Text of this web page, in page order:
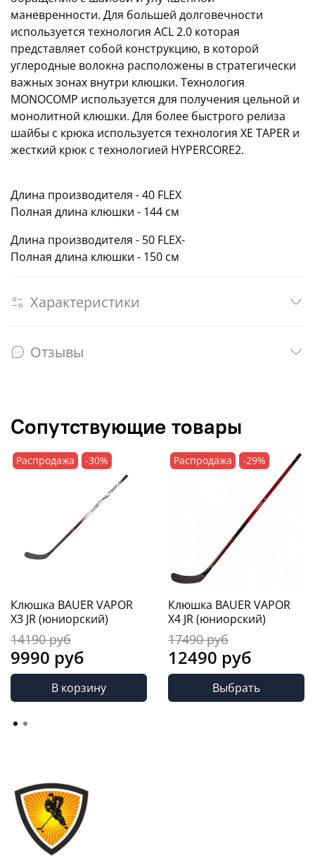
маневренности. Для большей долговечности
используется технология ACL 2.0 которая
представляет собой конструкцию, в которой
углеродные волокна расположены в стратегически
важных зонах внутри клюшки. Технология
MONOCOMP используется для получения цельной и
монолитной клюшки. Для более быстрого релиза
шайбы с крюка используется технология XE TAPER и
жесткий крюк с технологией HYPERCORE2.
Длина производителя - 40 FLEX
Полная длина клюшки - 144 см
Длина производителя - 50 FLEX-
Полная длина клюшки - 150 см
Характеристики
Отзывы
Сопутствующие товары
Распродажа -30%
Клюшка BAUER VAPOR
X3 JR (юниорский)
14190 руб
9990 руб
В корзину
Распродажа -29%
Клюшка BAUER VAPOR
X4 JR (юниорский)
17490 руб
12490 руб
Выбрать